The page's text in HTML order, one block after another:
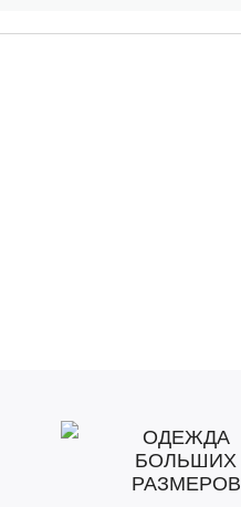
ОДЕЖДА
БОЛЬШИХ
РАЗМЕРОВ